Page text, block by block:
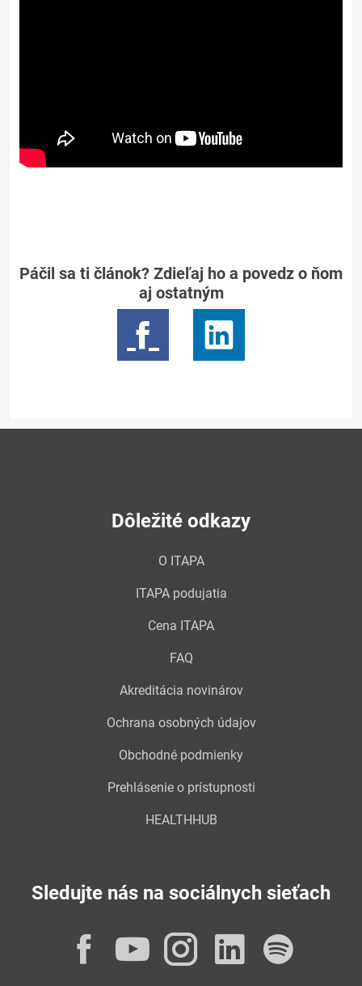
Páčil sa ti článok? Zdieľaj ho a povedz o ňom
aj ostatným
Dôležité odkazy
O ITAPA
ITAPA podujatia
Cena ITAPA
FAQ
Akreditácia novinárov
Ochrana osobných údajov
Obchodné podmienky
Prehlásenie o prístupnosti
HEALTHHUB
Sledujte nás na sociálnych sieťach
Facebook
YouTube
Instagram